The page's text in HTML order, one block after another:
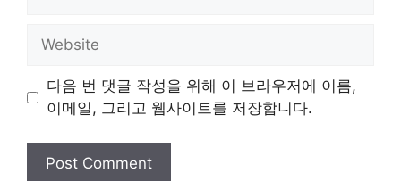
Website
다음 번 댓글 작성을 위해 이 브라우저에 이름,
이메일, 그리고 웹사이트를 저장합니다.